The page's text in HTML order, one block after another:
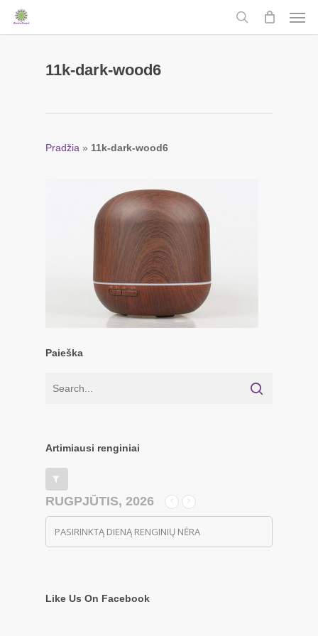
Skip
search
11k-dark-wood6
Pradžia » 11k-dark-wood6
Paieška
Artimiausi renginiai
RUGPJŪTIS, 2026
PASIRINKTĄ DIENĄ RENGINIŲ NĖRA
Like Us On Facebook